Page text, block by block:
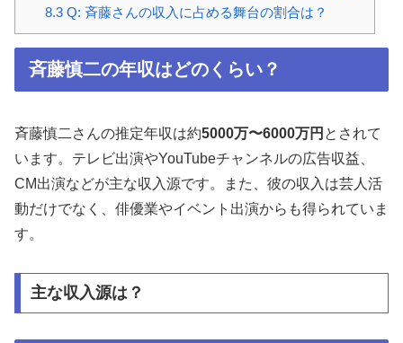
8.3Q: 斉藤さんの収入に占める舞台の割合は？
斉藤慎二の年収はどのくらい？
斉藤慎二さんの推定年収は約5000万〜6000万円 とされて
います。テレビ出演やYouTubeチャンネルの広告収益、
CM出演などが主な収入源です。また、彼の収入は芸人活
動だけでなく、俳優業やイベント出演からも得られていま
す。
主な収入源は？